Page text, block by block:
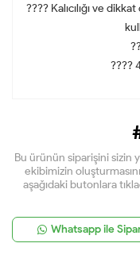
???? Kalıcılığı ve
????
Bu ürünün siparişini sizin
ekibimizin
aşağıdaki butonlara
Whatsapp ile